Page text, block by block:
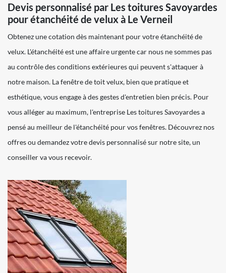
Devis personnalisé par Les toitures Savoyardes
pour étanchéité de velux à Le Verneil
Obtenez une cotation dès maintenant pour votre étanchéité de
velux. L'étanchéité est une affaire urgente car nous ne sommes pas
au contrôle des conditions extérieures qui peuvent s'attaquer à
notre maison. La fenêtre de toit velux, bien que pratique et
esthétique, vous engage à des gestes d'entretien bien précis. Pour
vous alléger au maximum, l'entreprise Les toitures Savoyardes a
pensé au meilleur de l'étanchéité pour vos fenêtres. Découvrez nos
offres ou demandez votre devis personnalisé sur notre site, un
conseiller va vous recevoir.